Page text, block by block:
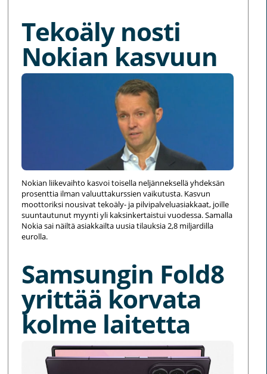
Tekoäly nosti
Nokian kasvuun
Nokian liikevaihto kasvoi toisella neljänneksellä yhdeksän
prosenttia ilman valuuttakurssien vaikutusta. Kasvun
moottoriksi nousivat tekoäly- ja pilvipalveluasiakkaat, joille
suuntautunut myynti yli kaksinkertaistui vuodessa. Samalla
Nokia sai näiltä asiakkailta uusia tilauksia 2,8 miljardilla
eurolla.
Samsungin Fold8
yrittää korvata
kolme laitetta